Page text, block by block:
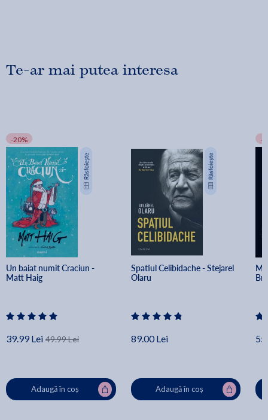
Te-ar mai putea interesa
-20%
Un baiat numit Craciun -
Matt Haig
39.99 Lei 49.99 Lei
Adaugă în coș
Spatiul Celibidache - Stejarel
Olaru
89.00 Lei
Adaugă în coș
-